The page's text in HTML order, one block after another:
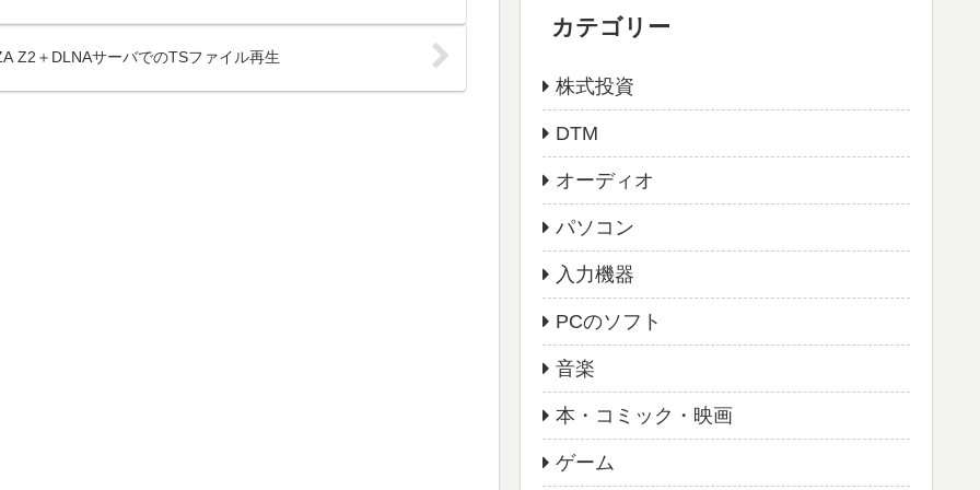
Z2＋DLNAサーバでのTSファイル再生
カテゴリー
株式投資
DTM
オーディオ
パソコン
入力機器
PCのソフト
音楽
本・コミック・映画
ゲーム